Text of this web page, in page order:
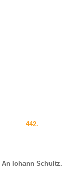
442.
An Iohann Schultz.